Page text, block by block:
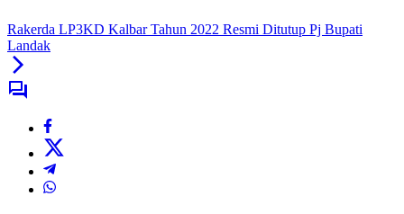
Rakerda LP3KD Kalbar Tahun 2022 Resmi Ditutup Pj Bupati
Landak